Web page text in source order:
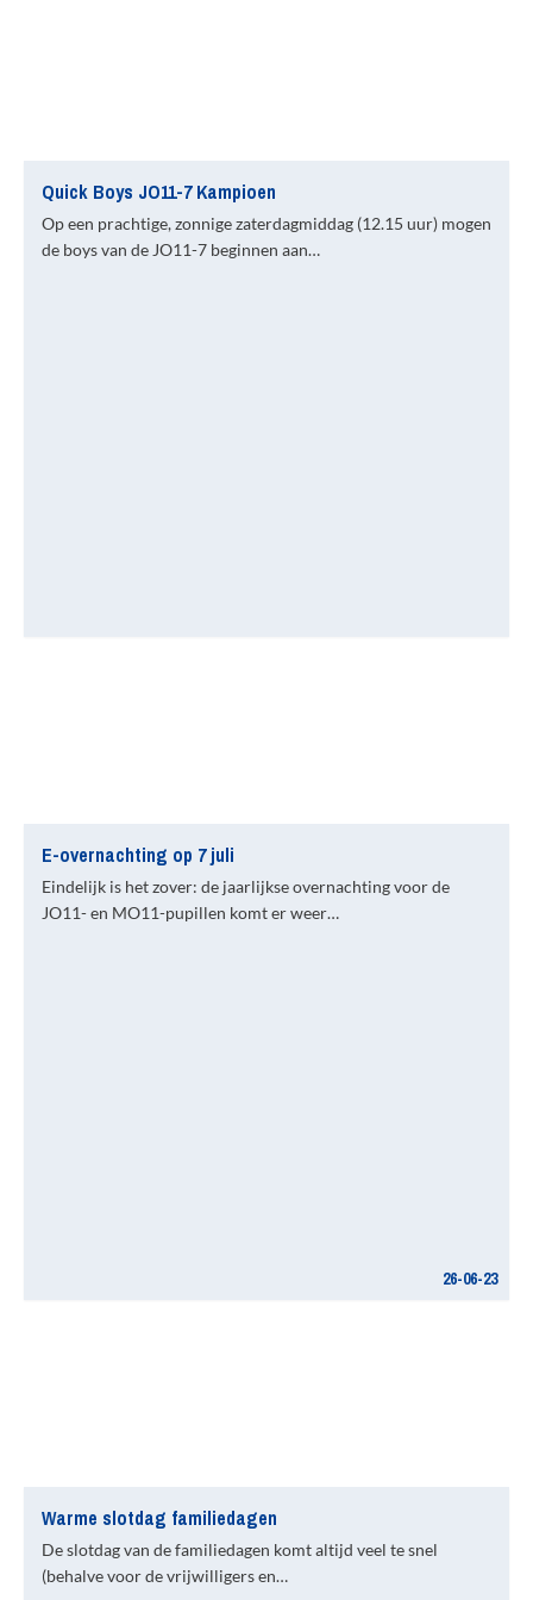
Quick Boys JO11-7 Kampioen
Op een prachtige, zonnige zaterdagmiddag (12.15 uur) mogen
de boys van de JO11-7 beginnen aan…
E-overnachting op 7 juli
Eindelijk is het zover: de jaarlijkse overnachting voor de
JO11- en MO11-pupillen komt er weer…
26-06-23
Warme slotdag familiedagen
De slotdag van de familiedagen komt altijd veel te snel
(behalve voor de vrijwilligers en…